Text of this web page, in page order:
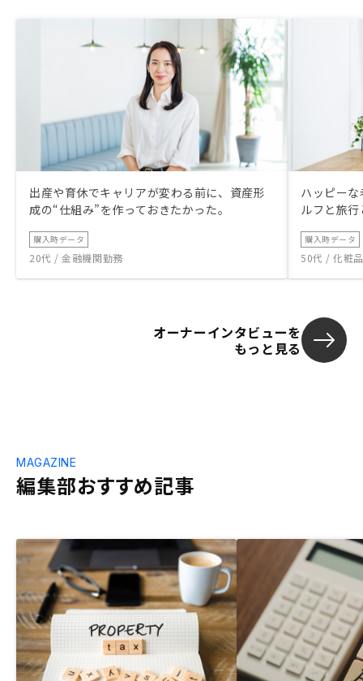
出産や育休でキャリアが変わる前に、資産形
成の“仕組み”を作っておきたかった。
購入時データ
20代 / 金融機関勤務
ハッピー
ルフと旅
購入時データ
50代 / 化粧
オーナーインタビューを
もっと見る
編集部おすすめ記事
MAGAZINE